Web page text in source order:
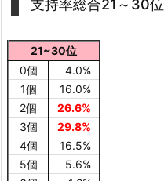
支持率総合21～30位
21~30位
0個
4.0%
1個
16.0%
2個
26.6%
3個
29.8%
4個
16.5%
5個
5.6%